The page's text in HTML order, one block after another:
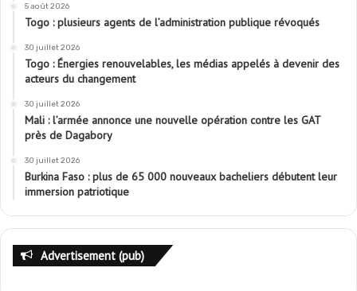
5 août 2026
Togo : plusieurs agents de l’administration publique révoqués
30 juillet 2026
Togo : Énergies renouvelables, les médias appelés à devenir des
acteurs du changement
30 juillet 2026
Mali : l’armée annonce une nouvelle opération contre les GAT
près de Dagabory
30 juillet 2026
Burkina Faso : plus de 65 000 nouveaux bacheliers débutent leur
immersion patriotique
Advertisement (pub)